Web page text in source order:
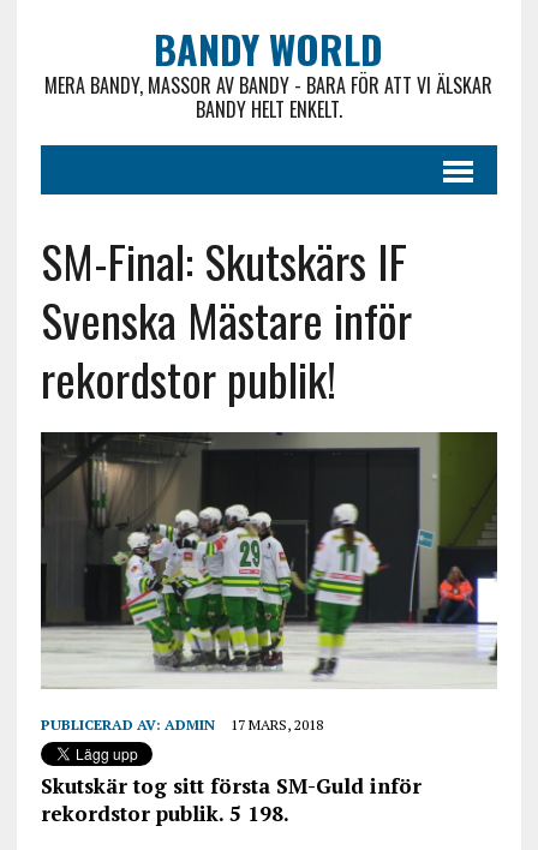
BANDY WORLD
MERA BANDY, MASSOR AV BANDY - BARA FÖR ATT VI ÄLSKAR
BANDY HELT ENKELT.
SM-Final: Skutskärs IF
Svenska Mästare inför
rekordstor publik!
PUBLICERAD AV: ADMIN 17 MARS, 2018
Skutskär tog sitt första SM-Guld inför
rekordstor publik. 5 198.